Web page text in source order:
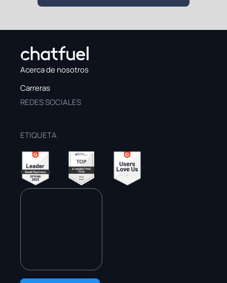
Acerca de nosotros
Carreras
REDES SOCIALES
ETIQUETA